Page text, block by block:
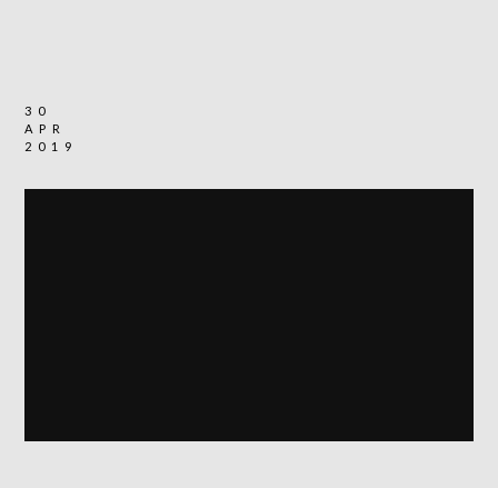
30
APR
2019